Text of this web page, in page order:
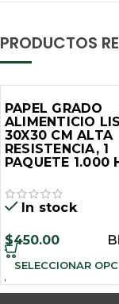
PRODUCTOS
PAPEL GRADO
ALIMENTICIO
30X30 CM ALTA
RESISTENCIA, 1
PAQUETE 1.000
In stock
$450.00
SELECCIONAR